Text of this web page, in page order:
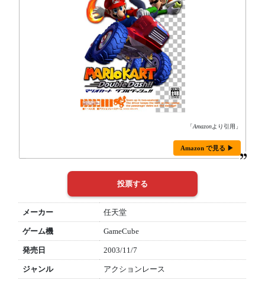
「Amazonより引用」
Amazon で見る ▶
メーカー 任天堂
ゲーム機 GameCube
発売日 2003/11/7
ジャンル アクションレース